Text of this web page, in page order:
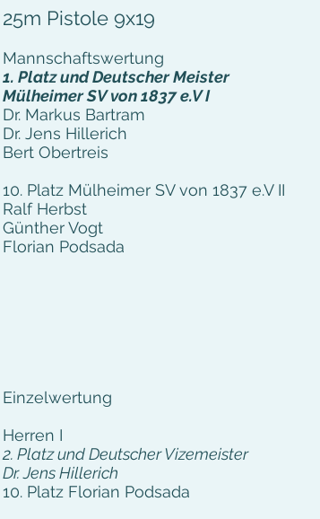
25m Pistole 9x19
Mannschaftswertung
1. Platz und Deutscher Meister
Mülheimer SV von 1837 e.V I
Dr. Markus Bartram
Dr. Jens Hillerich
Bert Obertreis
10. Platz Mülheimer SV von 1837 e.V II
​Ralf Herbst
Günther Vogt
Florian Podsada
Einzelwertung
Herren I
2. Platz und Deutscher Vizemeister
Dr. Jens Hillerich
10. Platz Florian Podsada